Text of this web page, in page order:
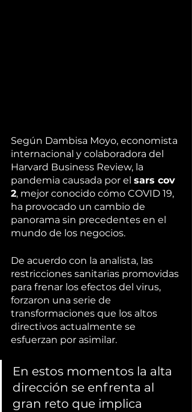
Según Dambisa Moyo, economista
internacional y colaboradora del
Harvard Business Review, la
pandemia causada por el sars cov
2, mejor conocido cómo COVID 19,
ha provocado un cambio de
panorama sin precedentes en el
mundo de los negocios.
De acuerdo con la analista, las
restricciones sanitarias promovidas
para frenar los efectos del virus,
forzaron una serie de
transformaciones que los altos
directivos actualmente se
esfuerzan por asimilar.
En estos momentos la alta
dirección se enfrenta al
gran reto que implica